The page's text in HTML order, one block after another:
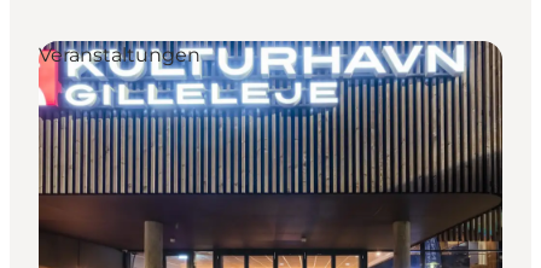
Veranstaltungen